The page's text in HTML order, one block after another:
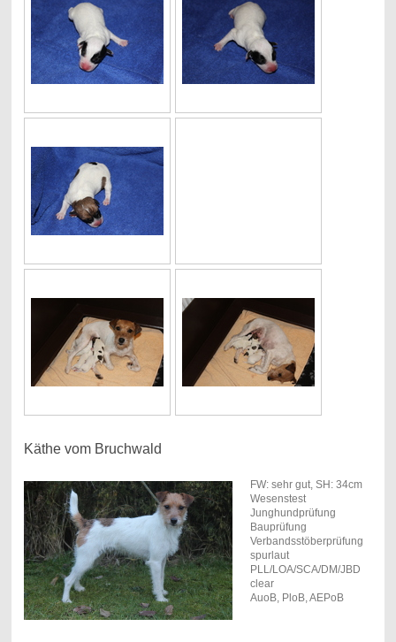
Käthe vom Bruchwald
FW: sehr gut, SH: 34cm
Wesenstest
Junghundprüfung
Bauprüfung
Verbandsstöberprüfung
spurlaut
PLL/LOA/SCA/DM/JBD
clear
AuoB, PloB, AEPoB